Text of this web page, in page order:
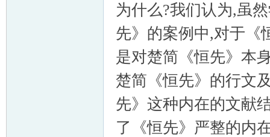
为什么?我们认为,虽
先》的案例中,对于《
是对楚简《恒先》本
楚简《恒先》的行文
先》这种内在的文献
了《恒先》严整的内